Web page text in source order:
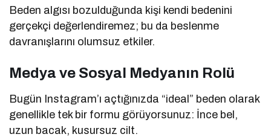
Beden algısı bozulduğunda kişi kendi bedenini
gerçekçi değerlendiremez; bu da beslenme
davranışlarını olumsuz etkiler.
Medya ve Sosyal Medyanın Rolü
Bugün Instagram’ı açtığınızda “ideal” beden olarak
genellikle tek bir formu görüyorsunuz: İnce bel,
uzun bacak, kusursuz cilt.